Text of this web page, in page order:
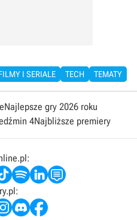
I SERIALE TECH TEMATY
Najlepsze gry 2026 roku
4Najbliższe premiery